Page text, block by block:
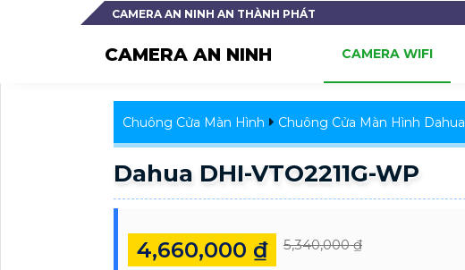
CAMERA AN NINH AN THÀNH PHÁT
CAMERA AN NINH CAMERA WIFI
Chuông Cửa Màn Hình Chuông Cửa Màn Hình Dahua
Dahua DHI-VTO2211G-WP
4,660,000 ₫ 5,340,000 ₫